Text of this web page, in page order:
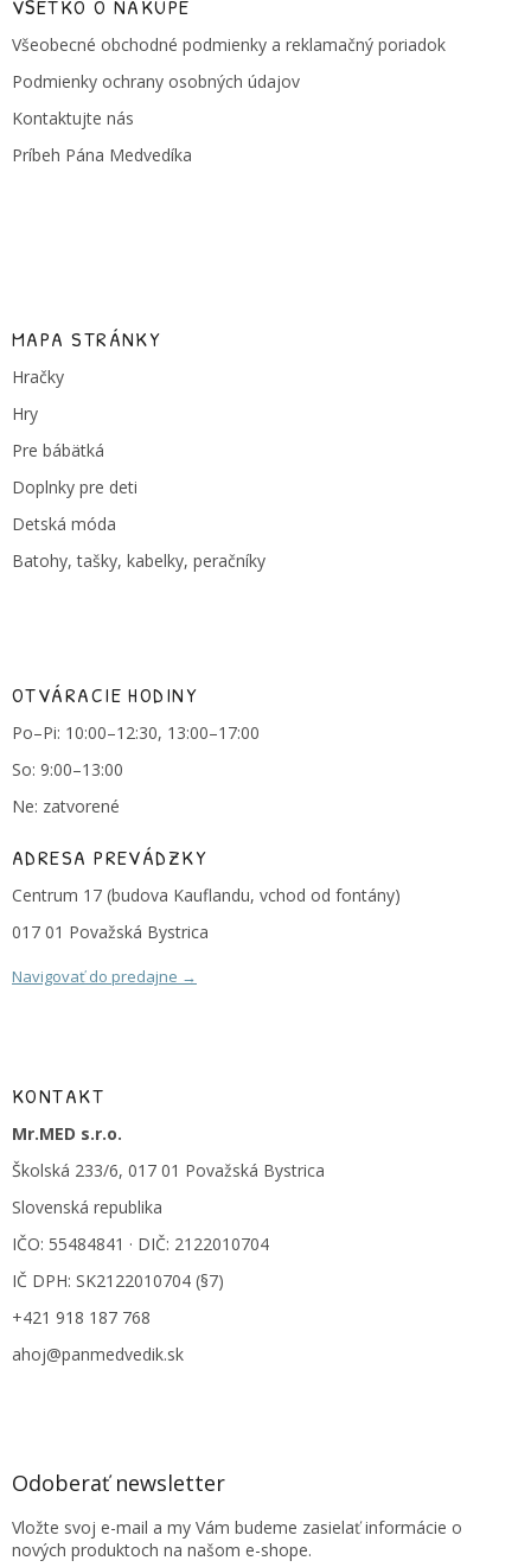
VŠETKO O NÁKUPE
Všeobecné obchodné podmienky a reklamačný poriadok
Podmienky ochrany osobných údajov
Kontaktujte nás
Príbeh Pána Medvedíka
MAPA STRÁNKY
Hračky
Hry
Pre bábätká
Doplnky pre deti
Detská móda
Batohy, tašky, kabelky, peračníky
OTVÁRACIE HODINY
Po–Pi: 10:00–12:30, 13:00–17:00
So: 9:00–13:00
Ne: zatvorené
ADRESA PREVÁDZKY
Centrum 17 (budova Kauflandu, vchod od fontány)
017 01 Považská Bystrica
Navigovať do predajne →
KONTAKT
Mr.MED s.r.o.
Školská 233/6, 017 01 Považská Bystrica
Slovenská republika
IČO: 55484841 · DIČ: 2122010704
IČ DPH: SK2122010704 (§7)
+421 918 187 768
ahoj@panmedvedik.sk
Odoberať newsletter
Vložte svoj e-mail a my Vám budeme zasielať informácie o
nových produktoch na našom e-shope.